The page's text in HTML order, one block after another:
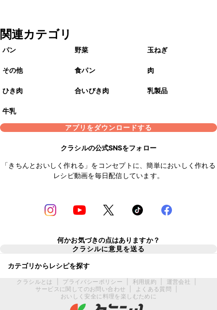
関連カテゴリ
パン 野菜 玉ねぎ
その他 食パン 肉
ひき肉 合いびき肉 乳製品
牛乳
アプリをダウンロードする
クラシルの公式SNSをフォロー
「きちんとおいしく作れる」をコンセプトに、簡単においしく作れる
レシピ動画を毎日配信しています。
何かお気づきの点はありますか？
クラシルに意見を送る
カテゴリからレシピを探す
クラシルとは プライバシーポリシー 利用規約 運営会社
サービスに関してのお問い合わせ
よくある質問
おいしく安全に料理を楽しむために